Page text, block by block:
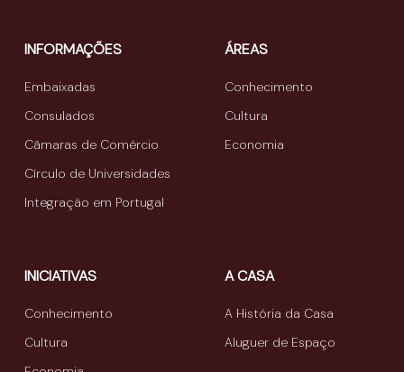
INFORMAÇÕES
Embaixadas
Consulados
Câmaras de Comércio
Círculo de Universidades
Integração em Portugal
ÁREAS
Conhecimento
Cultura
Economia
INICIATIVAS
Conhecimento
Cultura
A CASA
A História da Casa
Aluguer de Espaço